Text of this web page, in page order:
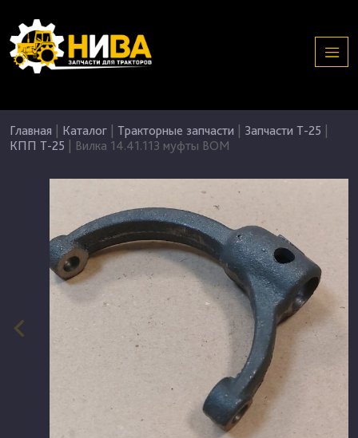
Главная Каталог Тракторные запчасти Запчасти Т-25
КПП Т-25
Вилка 14.41.113 муфты ВОМ